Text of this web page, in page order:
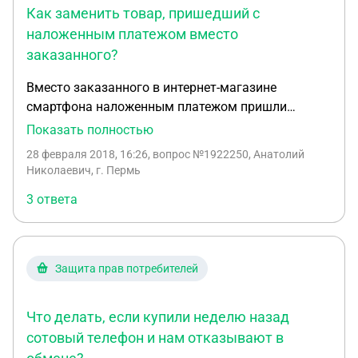
Как заменить товар, пришедший с
наложенным платежом вместо
заказанного?
Вместо заказанного в интернет-магазине
смартфона наложенным платежом пришли
наручные часы. Вскрыл дома. Посылка из
- Смартфон Fly FS459 Nimbus 16 (черный),
Показать полностью
28 февраля 2018, 16:26, вопрос №1922250, Анатолий
Николаевич, г. Пермь
3 ответа
Защита прав потребителей
Что делать, если купили неделю назад
сотовый телефон и нам отказывают в